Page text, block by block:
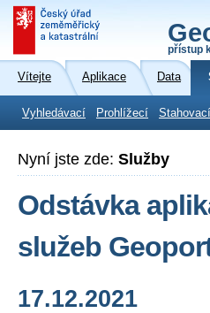
přístup
Vítejte Aplikace Data
Vyhledávací Prohlížecí Stahovací
Nyní jste zde: Služby
Odstávka
služeb
17.12.2021